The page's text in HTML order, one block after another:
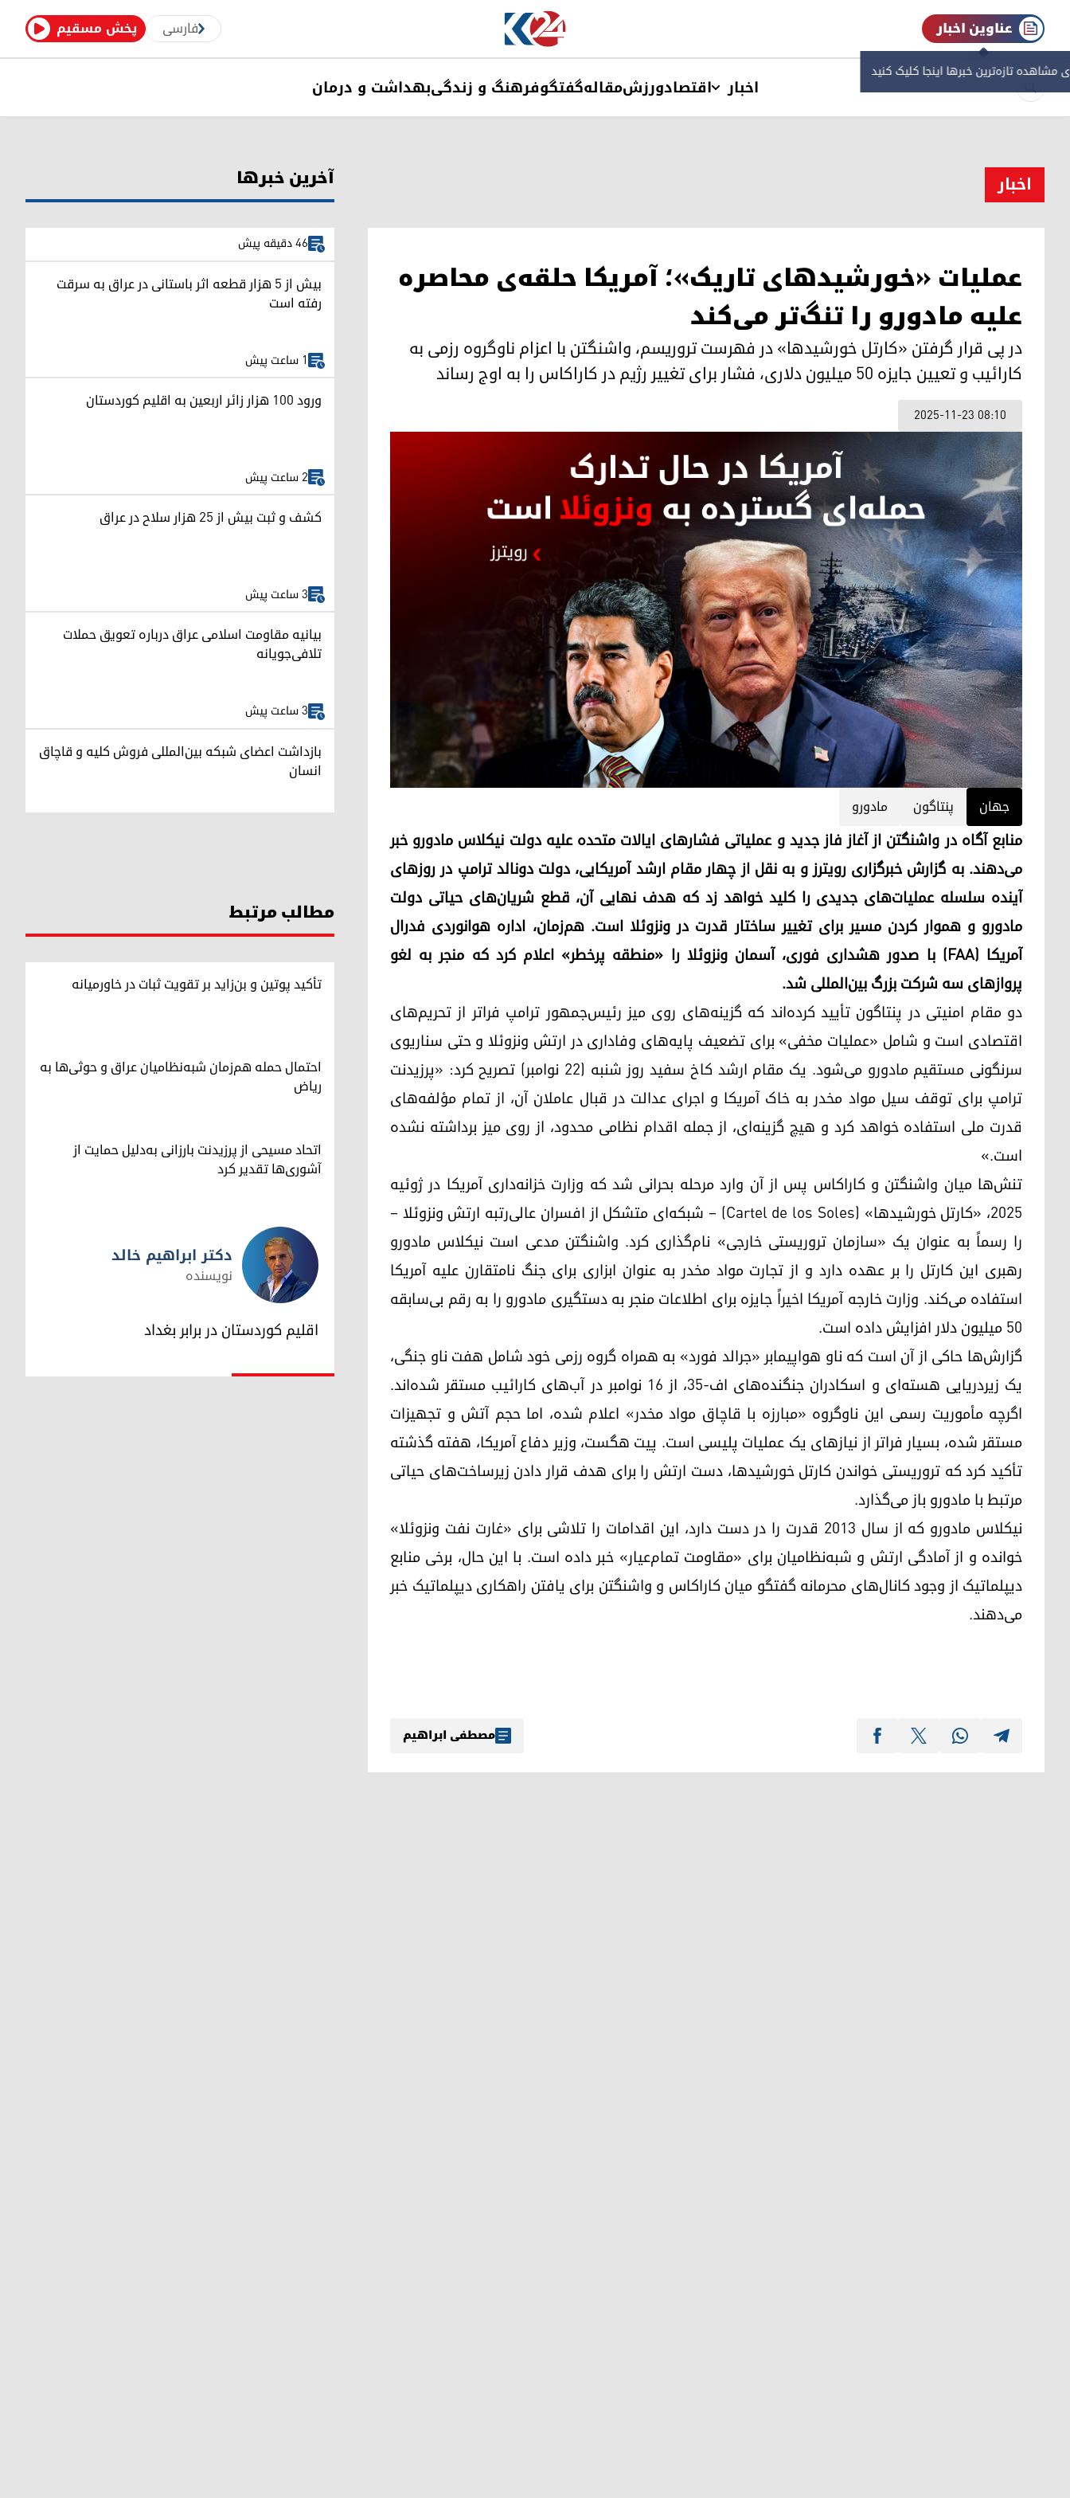
پخش مسقیم فارسی عناوین اخبار
مشاهده‌ تازه‌ترین خبرها اینجا کلیک کنید
اخبار اقتصادورزشمقالهگفتگوفرهنگ و زندگیبهداشت و درمان
اخبار
عملیات «خورشیدهای تاریک»؛ آمریکا حلقه‌ی محاصره
علیه مادورو را تنگ‌تر می‌کند
در پی قرار گرفتن «کارتل خورشیدها» در فهرست تروریسم، واشنگتن با اعزام ناوگروه رزمی به
کارائیب و تعیین جایزه ۵۰ میلیون دلاری، فشار برای تغییر رژیم در کاراکاس را به اوج رساند
2025-11-23 08:10
جهان پنتاگون مادورو
منابع آگاه در واشنگتن از آغاز فاز جدید و عملیاتی فشارهای ایالات متحده علیه دولت نیکلاس مادورو خبر
می‌دهند. به گزارش خبرگزاری رویترز و به نقل از چهار مقام ارشد آمریکایی، دولت دونالد ترامپ در روزهای
آینده سلسله عملیات‌های جدیدی را کلید خواهد زد که هدف نهایی آن، قطع شریان‌های حیاتی دولت
مادورو و هموار کردن مسیر برای تغییر ساختار قدرت در ونزوئلا است. هم‌زمان، اداره هوانوردی فدرال
آمریکا (FAA) با صدور هشداری فوری، آسمان ونزوئلا را «منطقه پرخطر» اعلام کرد که منجر به لغو
پروازهای سه شرکت بزرگ بین‌المللی شد.
دو مقام امنیتی در پنتاگون تأیید کرده‌اند که گزینه‌های روی میز رئیس‌جمهور ترامپ فراتر از تحریم‌های
اقتصادی است و شامل «عملیات مخفی» برای تضعیف پایه‌های وفاداری در ارتش ونزوئلا و حتی سناریوی
سرنگونی مستقیم مادورو می‌شود. یک مقام ارشد کاخ سفید روز شنبه (۲۲ نوامبر) تصریح کرد: «پرزیدنت
ترامپ برای توقف سیل مواد مخدر به خاک آمریکا و اجرای عدالت در قبال عاملان آن، از تمام مؤلفه‌های
قدرت ملی استفاده خواهد کرد و هیچ گزینه‌ای، از جمله اقدام نظامی محدود، از روی میز برداشته نشده
است.»
تنش‌ها میان واشنگتن و کاراکاس پس از آن وارد مرحله بحرانی شد که وزارت خزانه‌داری آمریکا در ژوئیه
۲۰۲۵، «کارتل خورشیدها» (Cartel de los Soles) – شبکه‌ای متشکل از افسران عالی‌رتبه ارتش ونزوئلا –
را رسماً به عنوان یک «سازمان تروریستی خارجی» نام‌گذاری کرد. واشنگتن مدعی است نیکلاس مادورو
رهبری این کارتل را بر عهده دارد و از تجارت مواد مخدر به عنوان ابزاری برای جنگ نامتقارن علیه آمریکا
استفاده می‌کند. وزارت خارجه آمریکا اخیراً جایزه برای اطلاعات منجر به دستگیری مادورو را به رقم بی‌سابقه
۵۰ میلیون دلار افزایش داده است.
گزارش‌ها حاکی از آن است که ناو هواپیمابر «جرالد فورد» به همراه گروه رزمی خود شامل هفت ناو جنگی،
یک زیردریایی هسته‌ای و اسکادران جنگنده‌های اف-۳۵، از ۱۶ نوامبر در آب‌های کارائیب مستقر شده‌اند.
اگرچه مأموریت رسمی این ناوگروه «مبارزه با قاچاق مواد مخدر» اعلام شده، اما حجم آتش و تجهیزات
مستقر شده، بسیار فراتر از نیازهای یک عملیات پلیسی است. پیت هگست، وزیر دفاع آمریکا، هفته گذشته
تأکید کرد که تروریستی خواندن کارتل خورشیدها، دست ارتش را برای هدف قرار دادن زیرساخت‌های حیاتی
مرتبط با مادورو باز می‌گذارد.
نیکلاس مادورو که از سال ۲۰۱۳ قدرت را در دست دارد، این اقدامات را تلاشی برای «غارت نفت ونزوئلا»
خوانده و از آمادگی ارتش و شبه‌نظامیان برای «مقاومت تمام‌عیار» خبر داده است. با این حال، برخی منابع
دیپلماتیک از وجود کانال‌های محرمانه گفتگو میان کاراکاس و واشنگتن برای یافتن راهکاری دیپلماتیک خبر
می‌دهند.
مصطفی ابراهیم
آخرین خبرها
46 دقیقه پیش
بیش از ۵ هزار قطعه اثر باستانی در عراق به سرقت
رفته است
1 ساعت پیش
ورود ۱۰۰ هزار زائر اربعین به اقلیم کوردستان
2 ساعت پیش
کشف و ثبت بیش از ۲۵ هزار سلاح در عراق
3 ساعت پیش
بیانیه مقاومت اسلامی عراق درباره تعویق حملات
تلافی‌جویانه
3 ساعت پیش
بازداشت اعضای شبکه بین‌المللی فروش کلیه و قاچاق
انسان
مطالب مرتبط
تأکید پوتین و بن‌زاید بر تقویت ثبات در خاورمیانه
احتمال حمله هم‌زمان شبه‌نظامیان عراق و حوثی‌ها به
ریاض
اتحاد مسیحی از پرزیدنت بارزانی به‌دلیل حمایت از
آشوری‌ها تقدیر کرد
دکتر ابراهیم خالد
دکتر ابراهیم خالد
نویسنده
اقلیم کوردستان در برابر بغداد